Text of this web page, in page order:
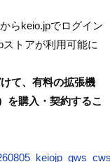
らkeio.jpでログイン
トアが利用可能に
て、有料の拡張機
を購入・契約するこ